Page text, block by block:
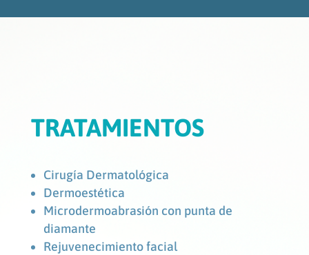
TRATAMIENTOS
Cirugía Dermatológica
Dermoestética
Microdermoabrasión con punta de
diamante
Rejuvenecimiento facial